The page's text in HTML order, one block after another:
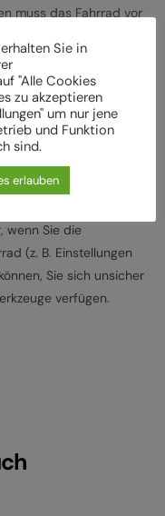
muss das Fahrrad vor
den
Fachbetrieb
z. B.
(Nm) für die
wenn Sie die
(z. B. Einstellungen
Sie sich unsicher
verfügen.
Sie in
"Alle Cookies
zu akzeptieren
um nur jene
und Funktion
sind.
erlauben